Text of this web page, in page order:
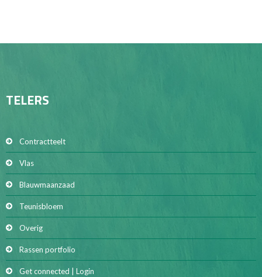
TELERS
Contractteelt
Vlas
Blauwmaanzaad
Teunisbloem
Overig
Rassen portfolio
Get connected | Login